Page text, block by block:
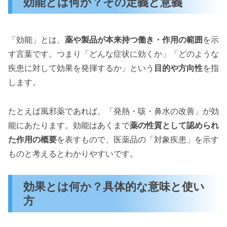
「効能」とは、 薬や製品が本来持つ働き・作用の範囲を示
す言葉です。つまり「どんな症状に効くか」「どのような
疾患に対して効果を発揮するか」という 目的や方向性を指
します。
たとえば風邪薬であれば、「発熱・咳・鼻水の改善」が効
能にあたります。効能はあくまで薬の性質として認められ
た作用の概要を表すもので、医薬品の「対象疾患」を示す
ものと考えるとわかりやすいです。
効果とは何か？具体的な意味と使い
方